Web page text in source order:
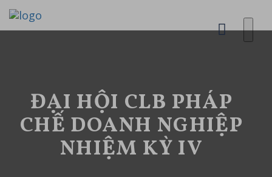
ĐẠI HỘI CLB PHÁP
CHẾ DOANH NGHIỆP
NHIỆM KỲ IV